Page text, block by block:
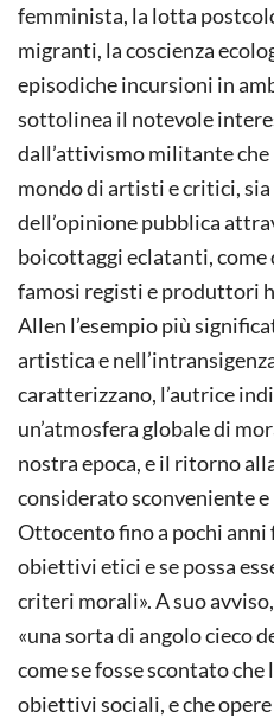
femminista, la lotta
migranti, la coscienza
episodiche incursioni in
sottolinea il notevole
dall’attivismo militante
mondo di artisti e critici,
dell’opinione pubblica
boicottaggi eclatanti,
famosi registi e produttori
Allen l’esempio più
artistica e
caratterizzano, l’autrice
un’atmosfera globale di
nostra epoca, e il ritorno
considerato sconveniente
Ottocento fino a pochi anni
obiettivi etici e se possa
criteri morali». A suo
«una sorta di angolo cieco
come se fosse scontato che
obiettivi sociali, e che